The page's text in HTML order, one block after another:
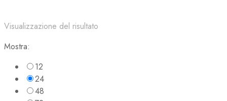
Visualizzazione del risultato
Mostra:
12
24
48